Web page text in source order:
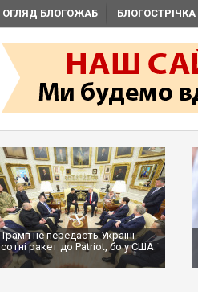
ОГЛЯД БЛОГОЖАБ БЛОГОСТРІЧКА
Трамп не передасть Україні
сотні ракет до Patriot, бо у США
...